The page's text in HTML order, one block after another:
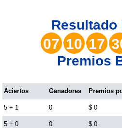
Lotería del Quindio
Lotería de Bogotá
Lotería de Risaralda
Lotería de Medellín
Resultado
07 10 17
Premios
Aciertos Ganadores Premios
5 + 1 0 $ 0
5 + 0 0 $ 0